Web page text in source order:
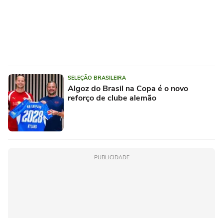
SELEÇÃO BRASILEIRA
Algoz do Brasil na Copa é o novo
reforço de clube alemão
PUBLICIDADE